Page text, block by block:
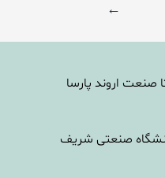
←
اروند پارسا
صنعتی شریف